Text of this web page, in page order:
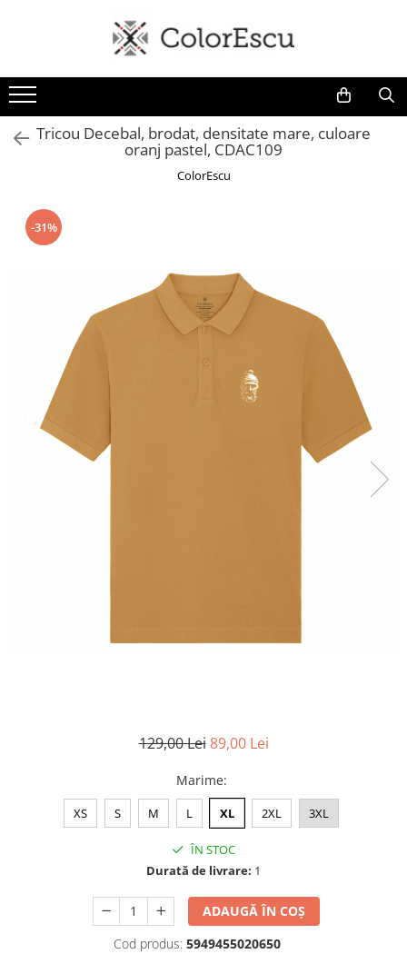
Toate produsele
Tricouri
Tricouri bărbați
Tricouri damă
Tricouri sport tehnice
Bluze si hanorace
Bluze si hanorace bărbați
Bluze si hanorace damă
Bluze de trening | Bluze tehnice
Pantaloni
Șepci și căciuli
Accesorii
Colecții
Colecții speciale
Tricou Decebal, brodat, densitate mare, culoare
oranj pastel, CDAC109
ColorEscu
-31%
129,00 Lei 89,00 Lei
Marime:
XS S M L XL 2XL 3XL
ÎN STOC
Durată de livrare: 1
ADAUGĂ ÎN COȘ
Cod produs: 5949455020650